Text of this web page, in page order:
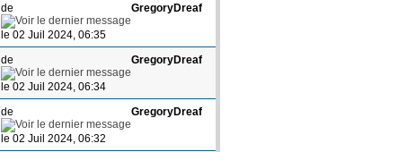
deGregoryDreaf
le 02 Juil 2024, 06:35
deGregoryDreaf
le 02 Juil 2024, 06:34
deGregoryDreaf
le 02 Juil 2024, 06:32